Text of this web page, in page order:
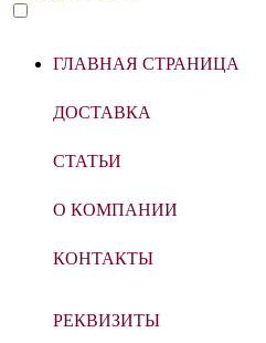
ГЛАВНАЯ СТРАНИЦА
ДОСТАВКА
СТАТЬИ
О КОМПАНИИ
КОНТАКТЫ
РЕКВИЗИТЫ